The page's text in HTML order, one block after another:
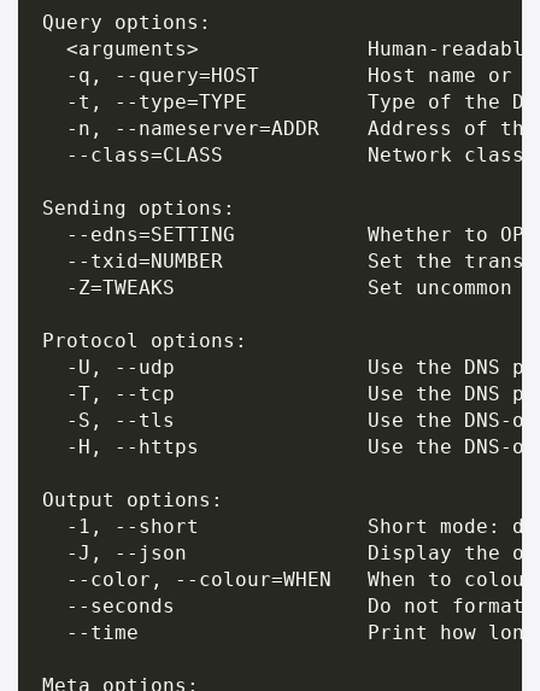
Query options:
<arguments>              Human-
-q, --query=HOST         Host name or
-t, --type=TYPE          Type of the
-n, --nameserver=ADDR    Address of
--class=CLASS            Network class
Sending options:
--edns=SETTING           Whether to
--txid=NUMBER            Set the
-Z=TWEAKS                Set uncommon
Protocol options:
-U, --udp                Use the DNS
-T, --tcp                Use the DNS
-S, --tls                Use the DNS-
-H, --https              Use the DNS-
Output options:
-1, --short              Short mode:
-J, --json               Display the
--color, --colour=WHEN   When to
--seconds                Do not format
--time                   Print how
Meta options: